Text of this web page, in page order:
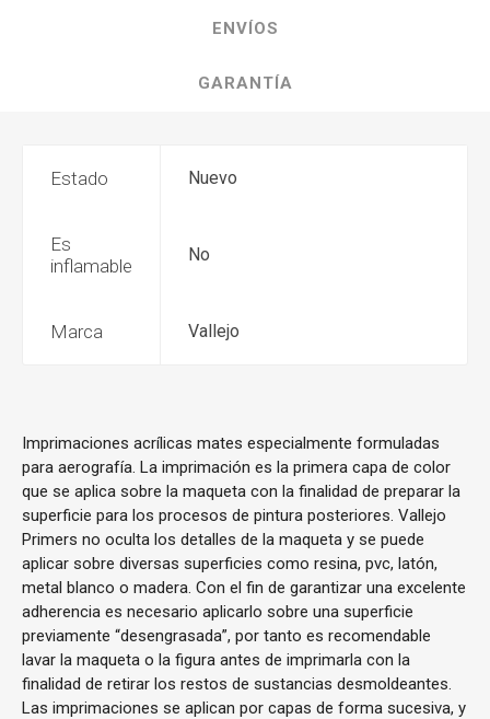
ENVÍOS
GARANTÍA
Estado Nuevo
Es
inflamable
No
Marca Vallejo
Imprimaciones acrílicas mates especialmente formuladas
para aerografía. La imprimación es la primera capa de color
que se aplica sobre la maqueta con la finalidad de preparar la
superficie para los procesos de pintura posteriores. Vallejo
Primers no oculta los detalles de la maqueta y se puede
aplicar sobre diversas superficies como resina, pvc, latón,
metal blanco o madera. Con el fin de garantizar una excelente
adherencia es necesario aplicarlo sobre una superficie
previamente “desengrasada”, por tanto es recomendable
lavar la maqueta o la figura antes de imprimarla con la
finalidad de retirar los restos de sustancias desmoldeantes.
Las imprimaciones se aplican por capas de forma sucesiva, y